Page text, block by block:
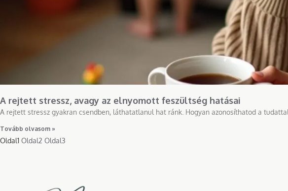
A rejtett stressz, avagy az elnyomott feszültség hatásai
A rejtett stressz gyakran csendben, láthatatlanul hat ránk. Hogyan azonosíthatod a
Tovább olvasom »
Oldal1 Oldal2 Oldal3